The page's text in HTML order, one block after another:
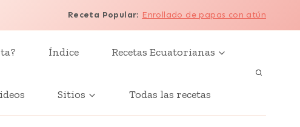
Receta Popular: Enrollado de papas con atún
Índice Recetas Ecuatorianas
Sitios Todas las recetas